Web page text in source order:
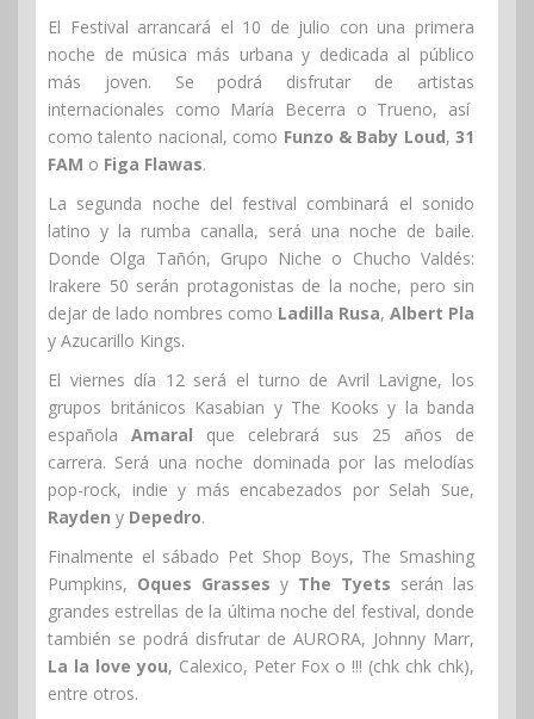
El Festival arrancará el 10 de julio con una primera
noche de música más urbana y dedicada al público
más joven. Se podrá disfrutar de artistas
internacionales como María Becerra o Trueno, así
como talento nacional, como Funzo & Baby Loud, 31
FAM o Figa Flawas.
La segunda noche del festival combinará el sonido
latino y la rumba canalla, será una noche de baile.
Donde Olga Tañón, Grupo Niche o Chucho Valdés:
Irakere 50 serán protagonistas de la noche, pero sin
dejar de lado nombres como Ladilla Rusa, Albert Pla
y Azucarillo Kings.
El viernes día 12 será el turno de Avril Lavigne, los
grupos británicos Kasabian y The Kooks y la banda
española Amaral que celebrará sus 25 años de
carrera. Será una noche dominada por las melodías
pop-rock, indie y más encabezados por Selah Sue,
Rayden y Depedro.
Finalmente el sábado Pet Shop Boys, The Smashing
Pumpkins, Oques Grasses y The Tyets serán las
grandes estrellas de la última noche del festival, donde
también se podrá disfrutar de AURORA, Johnny Marr,
La la love you, Calexico, Peter Fox o !!! (chk chk chk),
entre otros.